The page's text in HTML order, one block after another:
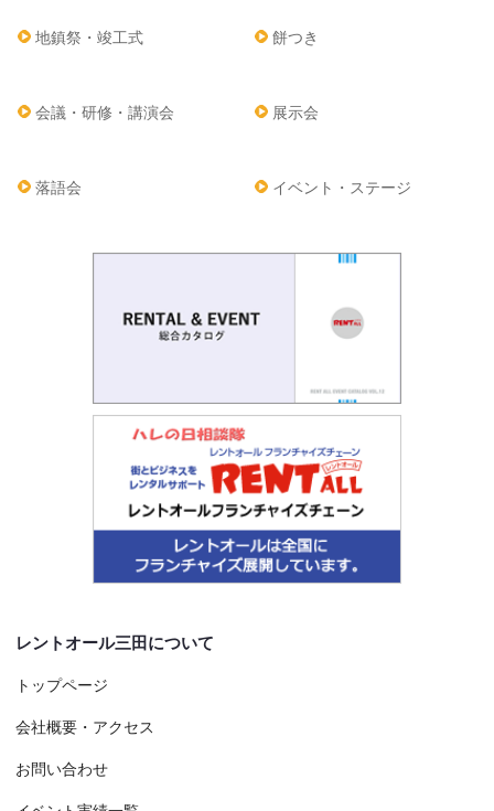
地鎮祭・竣工式 餅つき
会議・研修・講演会 展示会
落語会 イベント・ステージ
レントオール三田について
トップページ
会社概要・アクセス
お問い合わせ